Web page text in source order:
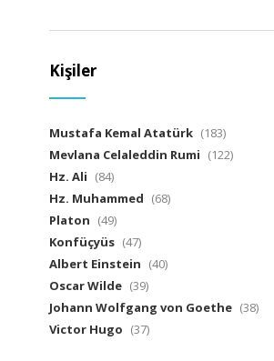
Kişiler
Mustafa Kemal Atatürk (183)
Mevlana Celaleddin Rumi (122)
Hz. Ali (84)
Hz. Muhammed (68)
Platon (49)
Konfüçyüs (47)
Albert Einstein (40)
Oscar Wilde (39)
Johann Wolfgang von Goethe (38)
Victor Hugo (37)